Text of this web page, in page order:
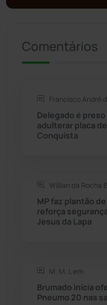
Riacho de Santana
Rio do Antônio
Rio do Pires
Seabra
Sebastião
Sudoeste Baiano
Tanhaçu
Comentários
Francisco André
Delegado é
adulterar placa
Conquista
Willian da Rocha
MP faz plantão
reforça
Jesus da Lapa
M. M. L em:
Brumado inicia
Pneumo 20 nas